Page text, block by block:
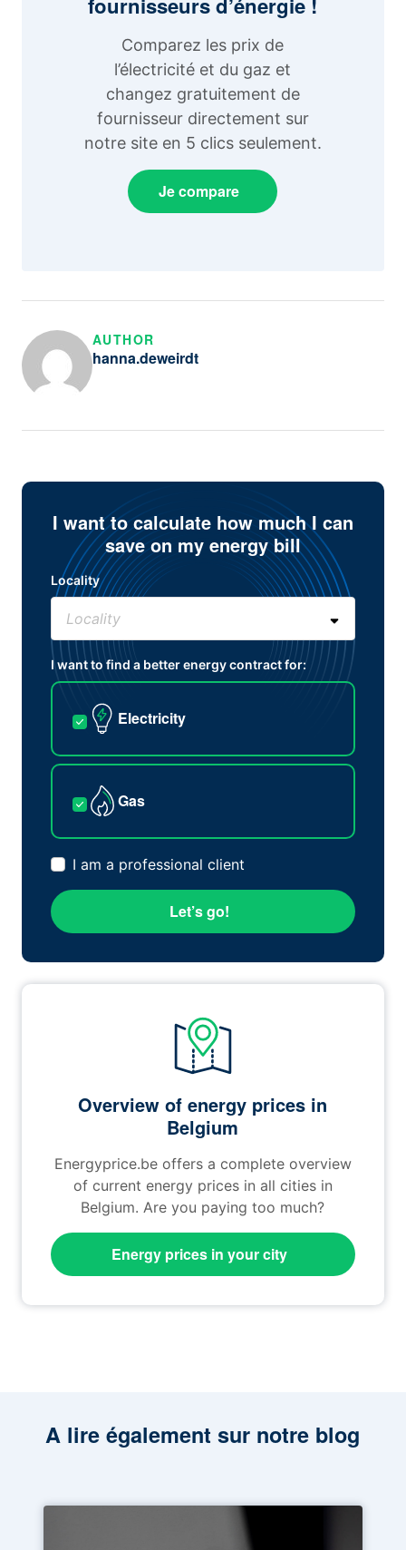
Comparez les prix de
l’électricité et du gaz et
changez gratuitement de
fournisseur directement sur
notre site en 5 clics seulement.
Je compare
AUTHOR
hanna.deweirdt
I want to calculate how much I can
save on my energy bill
Locality
I want to find a better energy contract for:
Electricity
Gas
I am a professional client
Let’s go!
Overview of energy prices in
Belgium
Energyprice.be offers a complete overview
of current energy prices in all cities in
Belgium. Are you paying too much?
Energy prices in your city
A lire également sur notre blog